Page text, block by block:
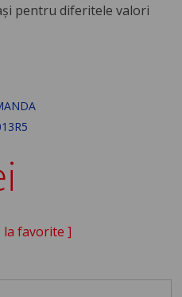
pentru diferitele valori
la favorite ]